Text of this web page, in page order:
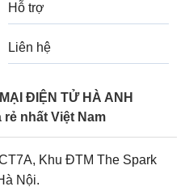
Hỗ trợ
Liên hệ
ĐIỆN TỬ HÀ ANH
rẻ nhất Việt Nam
Khu ĐTM The Spark
Nội.